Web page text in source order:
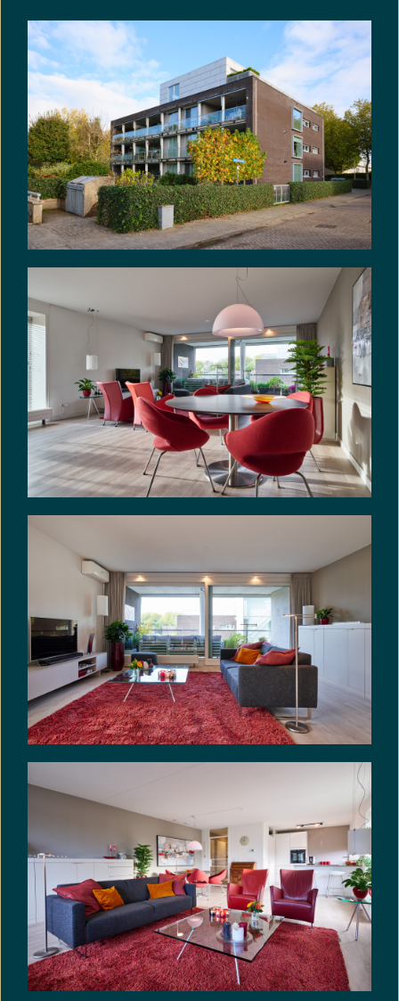
(elektrische) designradiator.
Berging en parkeerplaats
In het souterrain vindt u de inpandige berging met
elektra. Een handige plek om de fietsen en spullen
neer te zetten. Hier vindt u ook de toegang tot
de eigen parkeerplaats in het souterrain. Uw auto
kan hier overdekt en veilig staan. Het souterrain is
afgesloten middels een elektrische deur en de
hellingbaan is verwarmd.
BIJZONDERHEDEN:
• Bouwjaar 2002.
• Woonoppervlakte circa 107 m².
• Inhoud circa 337 m³.
• Balkon circa 10 m².
• Parkeerplaats is ca. 13 m².
• Zonligging: zuidwest.
• Verwarming: cv-gas combiketel (merk Vaillant /
bouwjaar 2016).
• Warmwatervoorziening: cv-gas combiketel.
• Het appartement is volledig geïsoleerd.
• Energielabel: A.
• De inpandige parkeergarage is per lift bereikbaar.
• Verwarmde hellingbaan naar parkeergarage.
• Inbouwapparatuur in de keuken bestaat uit:
kookplaat, afzuigkap, oven, koelkast en
vaatwasser. De keuken is in 2023 geplaatst.
• Servicekosten: € 380,- per maand.
• Aanvaarding in overleg.
VRIJBLIJVENDE INFORMATIE